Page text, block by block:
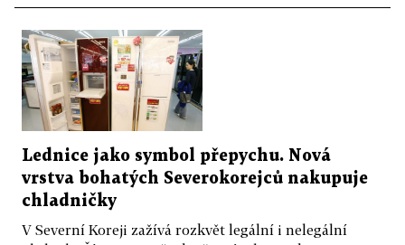
Lednice jako symbol přepychu. Nová
vrstva bohatých Severokorejců nakupuje
chladničky
V Severní Koreji zažívá rozkvět legální i nelegální